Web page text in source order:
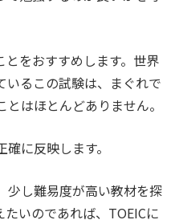
とをおすすめします。世界
いるこの試験は、まぐれで
はほとんどありません。
に反映します。
少し難易度が高い教材を探
いのであれば、TOEICに